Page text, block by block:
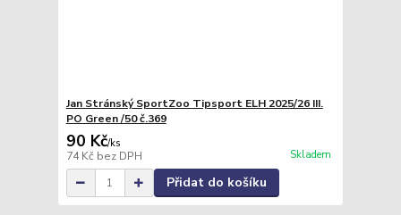
Jan Stránský SportZoo Tipsport ELH 2025/26 III.
PO Green /50 č.369
90 Kč/ks
74 Kč bez DPH Skladem
Přidat do košíku